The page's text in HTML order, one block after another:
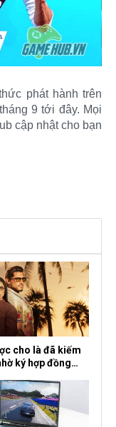
phát hành trên
9 tới đây. Mọi
cập nhật cho bạn
cho là đã kiếm
ký hợp đồng